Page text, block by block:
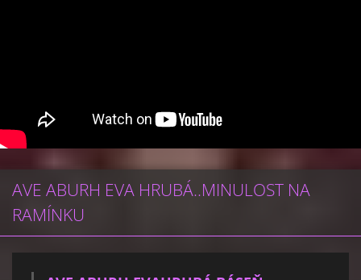
AVE ABURH EVA HRUBÁ..MINULOST NA
RAMÍNKU